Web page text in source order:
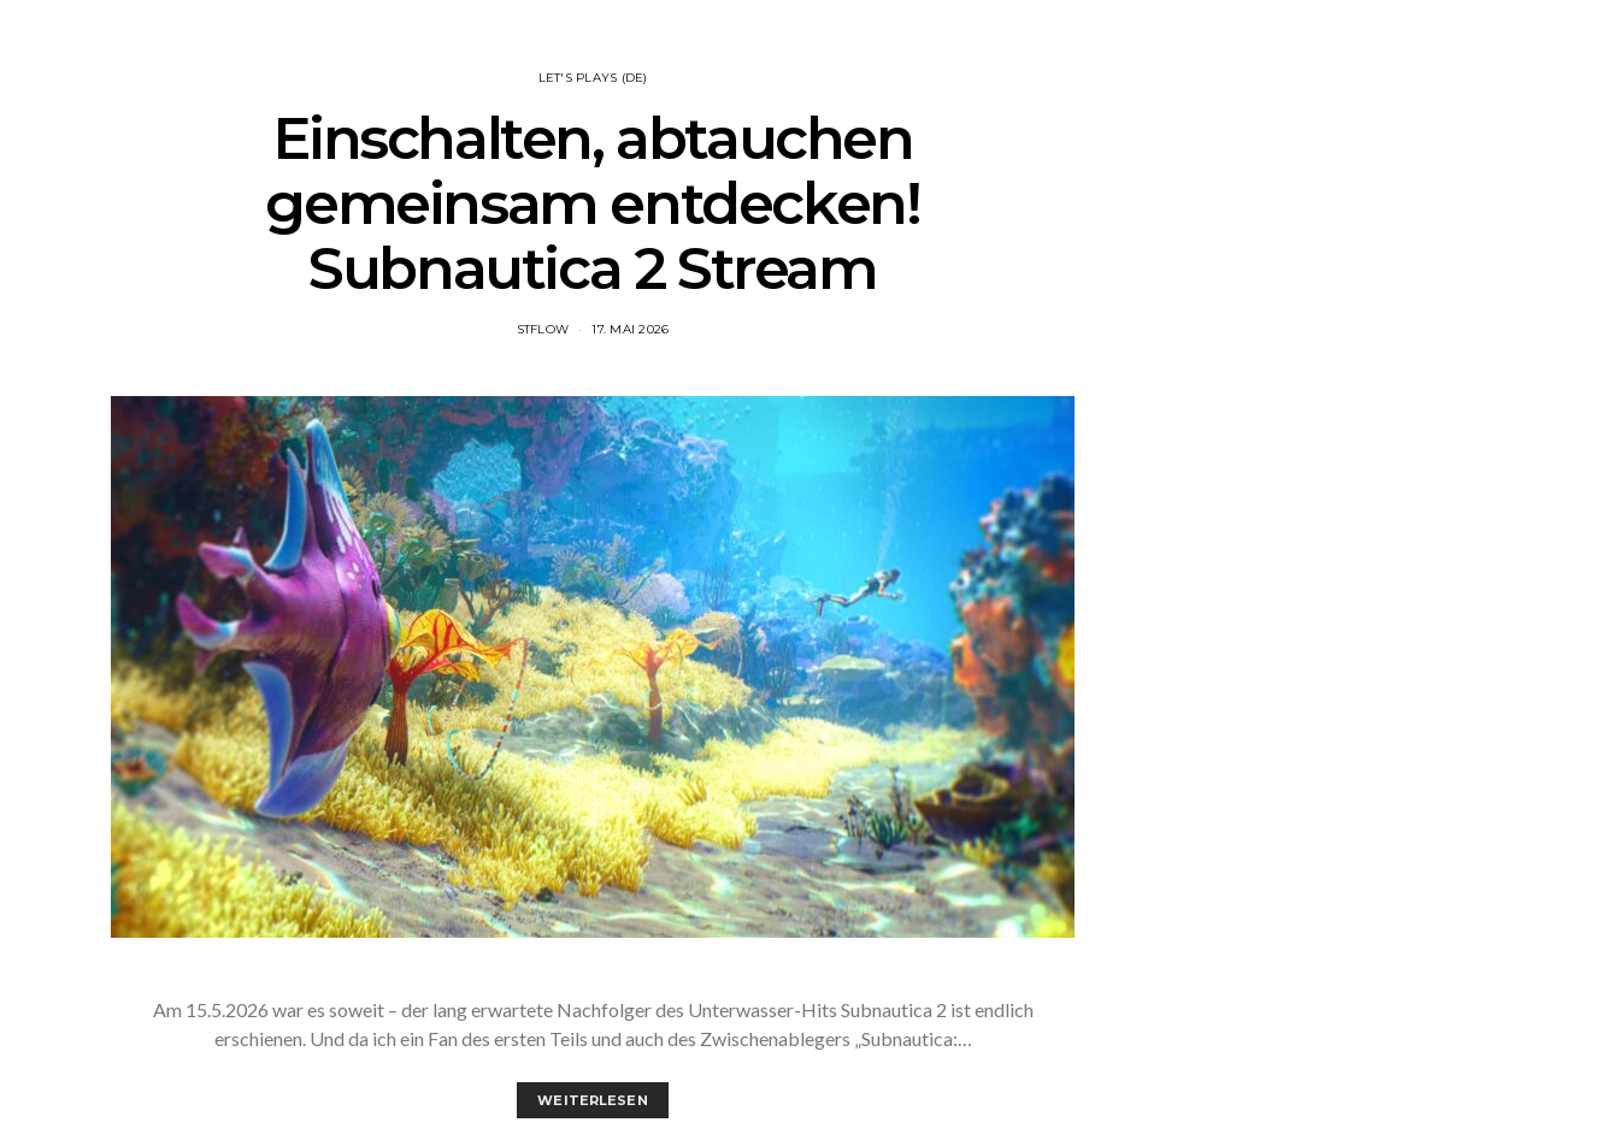
LET'S PLAYS (DE)
Einschalten, abtauchen
gemeinsam entdecken!
Subnautica 2 Stream
STFLOW 17. MAI 2026
Am 15.5.2026 war es soweit – der lang erwartete Nachfolger des Unterwasser-Hits Subnautica 2 ist endlich
erschienen. Und da ich ein Fan des ersten Teils und auch des Zwischenablegers „Subnautica:…
WEITERLESEN